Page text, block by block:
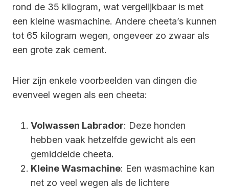
rond de 35 kilogram, wat vergelijkbaar is met
een kleine wasmachine. Andere cheeta’s kunnen
tot 65 kilogram wegen, ongeveer zo zwaar als
een grote zak cement.
Hier zijn enkele voorbeelden van dingen die
evenveel wegen als een cheeta:
Volwassen Labrador: Deze honden
hebben vaak hetzelfde gewicht als een
gemiddelde cheeta.
Kleine Wasmachine: Een wasmachine kan
net zo veel wegen als de lichtere